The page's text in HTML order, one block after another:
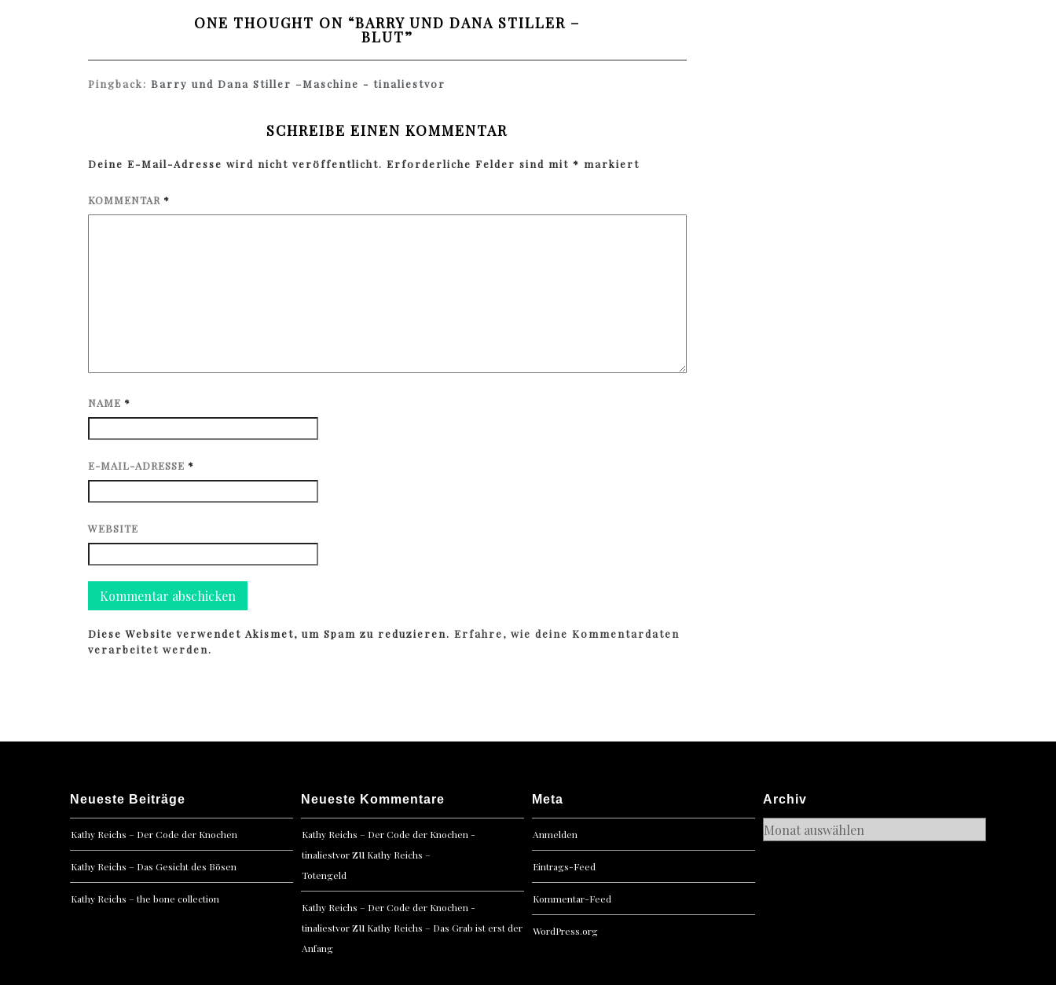
ONE THOUGHT ON “BARRY UND DANA STILLER –
BLUT”
Pingback:Barry und Dana Stiller –Maschine - tinaliestvor
SCHREIBE EINEN KOMMENTAR
Deine E-Mail-Adresse wird nicht veröffentlicht. Erforderliche Felder sind mit * markiert
KOMMENTAR *
NAME *
E-MAIL-ADRESSE *
WEBSITE
Diese Website verwendet Akismet, um Spam zu reduzieren.Erfahre, wie deine Kommentardaten
verarbeitet werden.
Neueste Beiträge
Kathy Reichs – Der Code der Knochen
Kathy Reichs – Das Gesicht des Bösen
Kathy Reichs – the bone collection
Neueste Kommentare
Kathy Reichs – Der Code der Knochen -
tinaliestvorzu Kathy Reichs –
Totengeld
Kathy Reichs – Der Code der Knochen -
tinaliestvorzu Kathy Reichs – Das Grab ist erst der
Anfang
Meta
Anmelden
Eintrags-Feed
Kommentar-Feed
WordPress.org
Archiv
Archiv